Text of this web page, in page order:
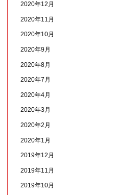
2020年12月
2020年11月
2020年10月
2020年9月
2020年8月
2020年7月
2020年4月
2020年3月
2020年2月
2020年1月
2019年12月
2019年11月
2019年10月